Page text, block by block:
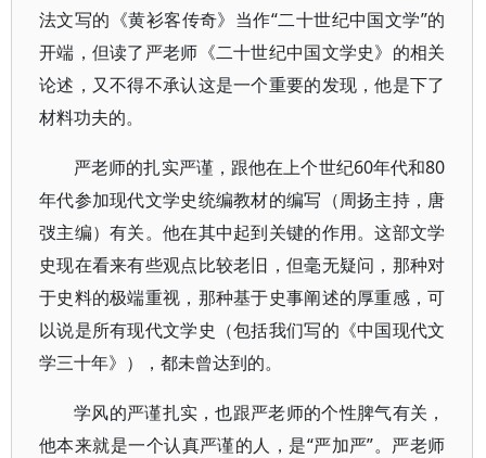
法文写的《黄衫客传奇》当作“二十世纪中国文学”的
开端，但读了严老师《二十世纪中国文学史》的相关
论述，又不得不承认这是一个重要的发现，他是下了
材料功夫的。
严老师的扎实严谨，跟他在上个世纪60年代和80
年代参加现代文学史统编教材的编写（周扬主持，唐
弢主编）有关。他在其中起到关键的作用。这部文学
史现在看来有些观点比较老旧，但毫无疑问，那种对
于史料的极端重视，那种基于史事阐述的厚重感，可
以说是所有现代文学史（包括我们写的《中国现代文
学三十年》），都未曾达到的。
学风的严谨扎实，也跟严老师的个性脾气有关，
他本来就是一个认真严谨的人，是“严加严”。严老师